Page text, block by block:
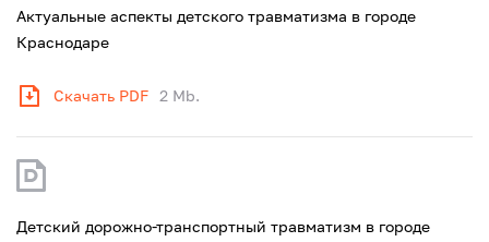
Актуальные аспекты детского травматизма в городе
Краснодаре
Скачать PDF 2 Mb.
Детский дорожно-транспортный травматизм в городе